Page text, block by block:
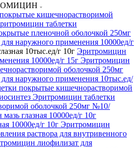
кишечнорастворимой
таблетки
пленочной оболочкой 250мг
наружного применения 10000ед/г
10тыс.ед/г 10г Эритромицин
10000ед/г 15г Эритромицин
оболочкой 250мг
наружного применения 10тыс.ед/
покрытые кишечнорастворимой
Эритромицин таблетки
оболочкой 250мг №10/
глазная 10000ед/г 10г
10000ед/г 10г Эритромицин
раствора для внутривенного
лиофилизат для